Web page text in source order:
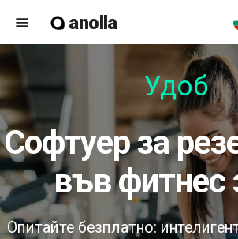
menu anolla
Удобен
софтуер за резервации
във фитнес
Опитайте безплатно: